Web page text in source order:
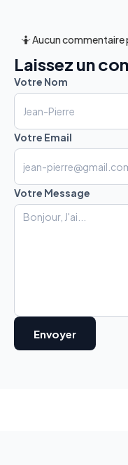
🤷 Aucun commentaire
Laissez un
Votre Nom
Votre Email
Votre Message